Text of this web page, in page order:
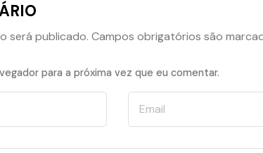
será publicado. Campos obrigatórios são
para a próxima vez que eu comentar.